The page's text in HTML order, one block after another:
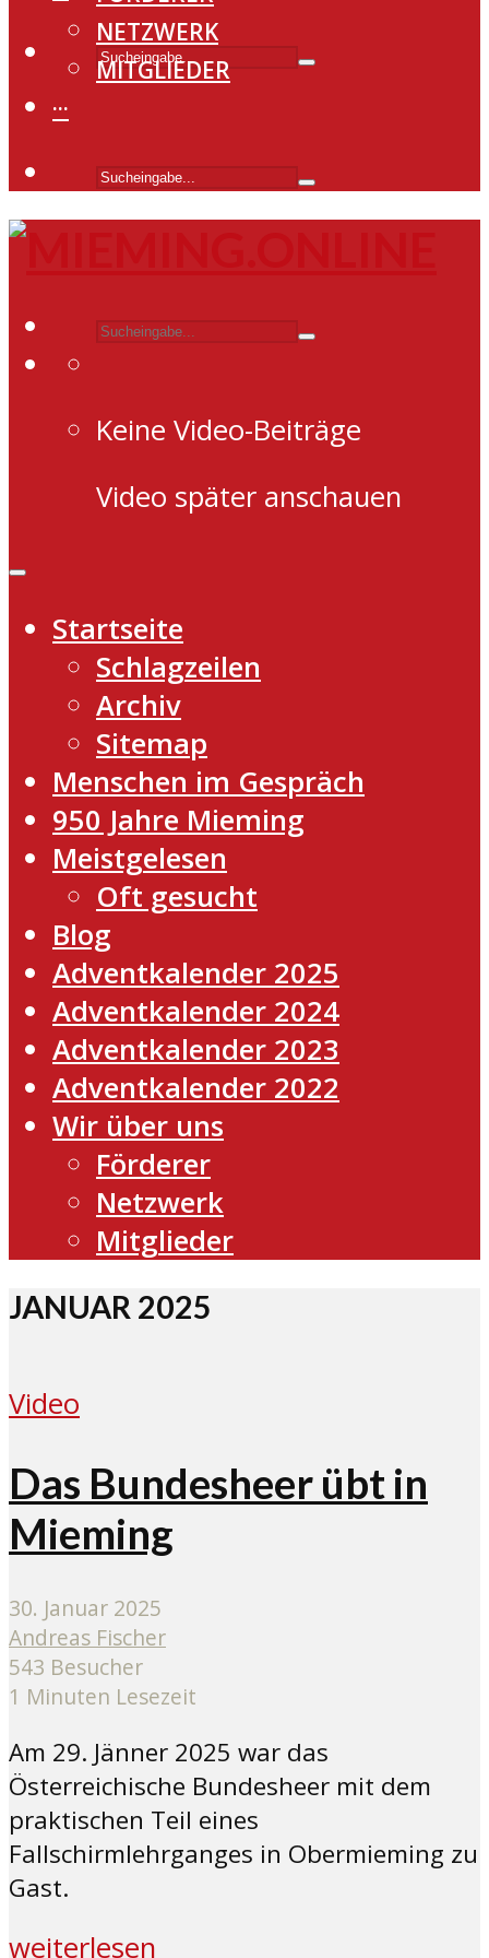
NETZWERK
MITGLIEDER
···
Keine Video-Beiträge
Video später anschauen
Startseite
Schlagzeilen
Archiv
Sitemap
Menschen im Gespräch
950 Jahre Mieming
Meistgelesen
Oft gesucht
Blog
Adventkalender 2025
Adventkalender 2024
Adventkalender 2023
Adventkalender 2022
Wir über uns
Förderer
Netzwerk
Mitglieder
JANUAR 2025
Video
Das Bundesheer übt in
Mieming
30. Januar 2025
Andreas Fischer
543 Besucher
1 Minuten Lesezeit
Am 29. Jänner 2025 war das
Österreichische Bundesheer mit dem
praktischen Teil eines
Fallschirmlehrganges in Obermieming zu
Gast.
weiterlesen